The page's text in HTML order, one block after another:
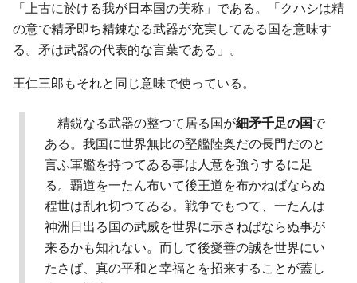
「上古に於ける我が日本国の美称」である。「クハシは精
の意で精矛即ち精錬なる武器が充実してゐる国を意味す
る。矛は武器の代表的な言葉である」。
王仁三郎もそれと同じ意味で使っている。
精鋭なる武器の整つて居る国が細矛千足の国で
ある。我国に世界無比の堅艦陸奥だの長門だのと
言ふ軍艦を持つてゐる事は人意を強うするに足
る。覇道を一たん布いて後王道を布かねばならぬ
程世は乱れ切つてゐる。戦争でもつて、一たんは
神洲日出る国の武威を世界に示さねばならぬ事が
来るかも知れない。而して後愛善の誠を世界にい
たさば、真の平和と幸福とを招来することが蓋し